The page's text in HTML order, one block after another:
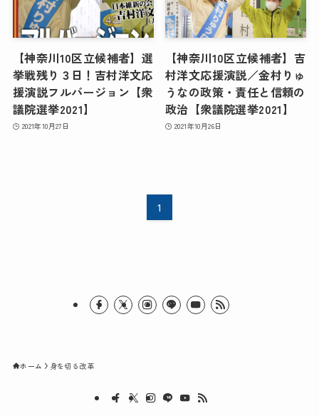
【神奈川10区立候補者】選
挙戦残り３日！吉村洋文応
援演説フルバージョン【衆
議院選挙2021】
2021年10月27日
【神奈川10区立候補者】吉
村洋文応援演説／金村りゅ
うなの政策・責任と信頼の
政治【衆議院選挙2021】
2021年10月26日
1
ホーム 身を切る改革